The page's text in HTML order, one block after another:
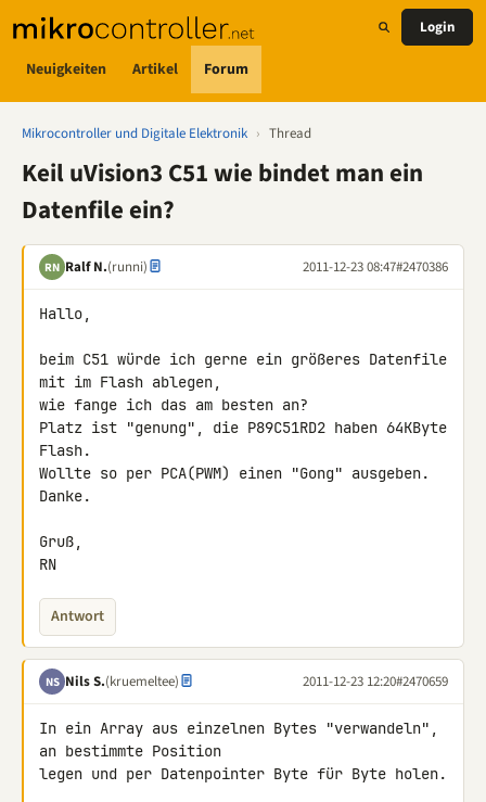
Neuigkeiten Artikel Forum
Login
Mikrocontroller und Digitale Elektronik › Thread
Keil uVision3 C51 wie bindet man ein
Datenfile ein?
RN Ralf N.(runni) 2011-12-23 08:47#2470386
Hallo,
beim C51 würde ich gerne ein größeres Datenfile
mit im Flash ablegen,
wie fange ich das am besten an?
Platz ist "genung", die P89C51RD2 haben 64KByte
Flash.
Wollte so per PCA(PWM) einen "Gong" ausgeben.
Danke.
Gruß,
RN
Antwort
NS Nils S.(kruemeltee) 2011-12-23 12:20#2470659
In ein Array aus einzelnen Bytes "verwandeln",
an bestimmte Position
legen und per Datenpointer Byte für Byte holen.